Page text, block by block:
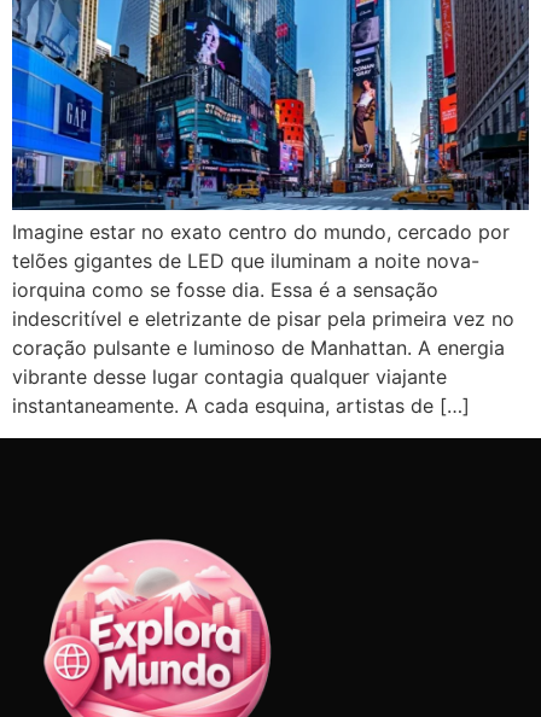
Imagine estar no exato centro do mundo, cercado por
telões gigantes de LED que iluminam a noite nova-
iorquina como se fosse dia. Essa é a sensação
indescritível e eletrizante de pisar pela primeira vez no
coração pulsante e luminoso de Manhattan. A energia
vibrante desse lugar contagia qualquer viajante
instantaneamente. A cada esquina, artistas de […]